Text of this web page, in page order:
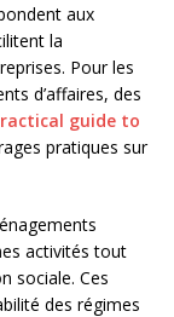
aux
la
Pour les
d’affaires, des
guide to
pratiques sur
activités tout
sociale. Ces
des régimes